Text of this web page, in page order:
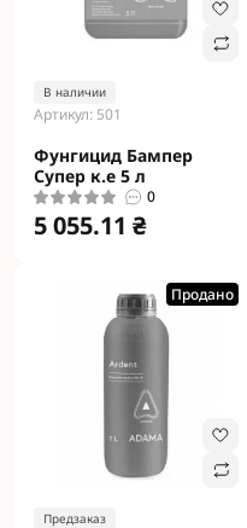
В наличии
Артикул: 501
Фунгицид Бампер
Супер к.е 5 л
0
5 055.11 ₴
Продано
Предзаказ